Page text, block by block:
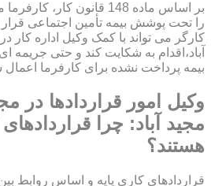
بر اساس ماده 148 قانون
را تحت پوشش بیمه تأمین اجتماعی
کارگر می تواند با کمک وکیل اداره کار
بیمه پرداخت نشده برای کارفرما اعمال
وکیل امور قراردادها در
مجید آباد: چرا
هستند؟
قراردادهای کاری پایه و اساس روابط